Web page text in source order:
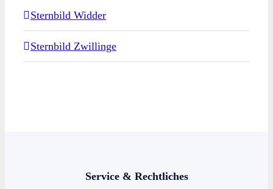
Sternbild Widder
Sternbild Zwillinge
Service & Rechtliches